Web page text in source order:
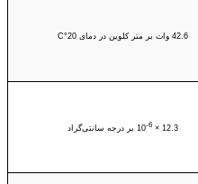
42.6 وات بر متر کلوین در دمای 20°C
12.3 × 10
-6 بر درجه سانتی‌گراد